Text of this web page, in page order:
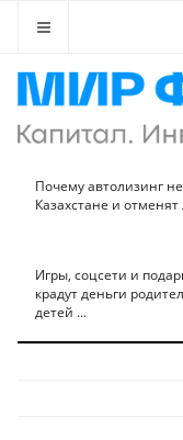
Почему автолизинг
Казахстане и
Игры, соцсети и
крадут деньги
детей ...